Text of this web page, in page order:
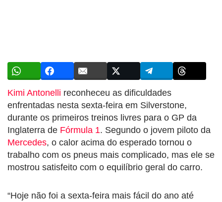
Kimi Antonelli reconheceu as dificuldades
enfrentadas nesta sexta-feira em Silverstone,
durante os primeiros treinos livres para o GP da
Inglaterra de Fórmula 1. Segundo o jovem piloto da
Mercedes, o calor acima do esperado tornou o
trabalho com os pneus mais complicado, mas ele se
mostrou satisfeito com o equilíbrio geral do carro.
“Hoje não foi a sexta-feira mais fácil do ano até